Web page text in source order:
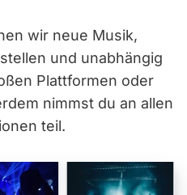
wir neue Musik,
und unabhängig
Plattformen oder
nimmst du an allen
teil.